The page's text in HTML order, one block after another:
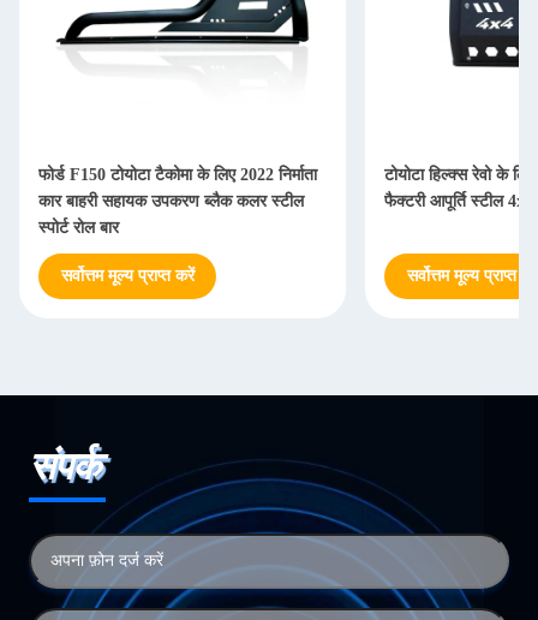
फोर्ड F150 टोयोटा टैकोमा के लिए 2022 निर्माता
कार बाहरी सहायक उपकरण ब्लैक कलर स्टील
स्पोर्ट रोल बार
सर्वोत्तम मूल्य प्राप्त करें
टोयोटा हिल्क्स रेवो के
फैक्टरी आपूर्ति स्टील
सर्वोत्तम मूल्य प्राप्त
संपर्क